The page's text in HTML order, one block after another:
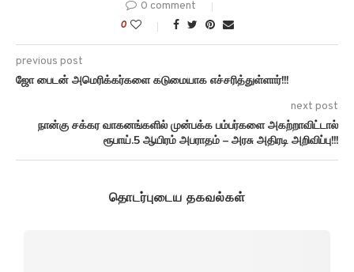
0 comment
0
previous post
ஜோ பைடன் அமெரிக்கர்களை கடுமையாக எச்சரித்துள்ளார்!!!
next post
நான்கு சக்கர வாகனங்களில் முன்பக்க பம்பர்களை அகற்றாவிட்டால்
ரூபாய்.5 ஆயிரம் அபராதம் – அரசு அதிரடி அறிவிப்பு!!!
தொடர்புடைய தகவல்கள்